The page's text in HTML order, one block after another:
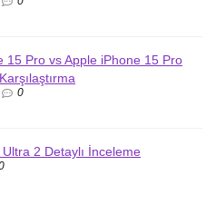
15 Pro vs Apple iPhone 15 Pro
0
2 Detaylı İnceleme